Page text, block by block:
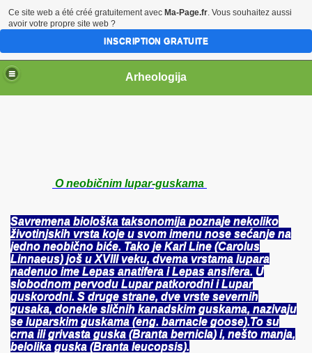
Arheologija
O neobičnim lupar-guskama
Savremena biološka taksonomija poznaje nekoliko
životinjskih vrsta koje u svom imenu nose sećanje na
jedno neobično biće. Tako je Karl Line (Carolus
Linnaeus) još u XVIII veku, dvema vrstama lupara
nadenuo ime Lepas anatifera i Lepas ansifera. U
slobodnom pervodu Lupar patkorodni i Lupar
guskorodni. S druge strane, dve vrste severnih
gusaka, donekle sličnih kanadskim guskama, nazivaju
se luparskim guskama (eng. barnacle goose).To su
crna ili grivasta guska (Branta bernicla) i, nešto manja,
belolika guska (Branta leucopsis).
Ce site web a été créé gratuitement avec Ma-Page.fr. Vous souhaitez aussi
avoir votre propre site web ?
INSCRIPTION GRATUITE